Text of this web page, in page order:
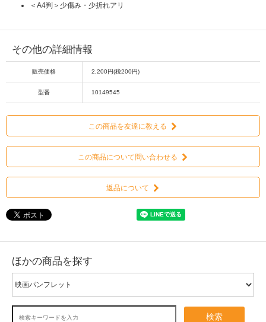
＜A4判＞少傷み・少折れアリ
その他の詳細情報
販売価格 2,200円(税200円)
型番 10149545
この商品を友達に教える
この商品について問い合わせる
返品について
ほかの商品を探す
検索